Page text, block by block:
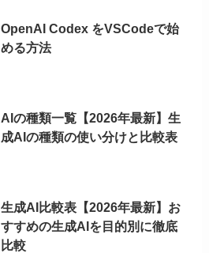
OpenAI Codex をVSCodeで始
める方法
AIの種類一覧【2026年最新】生
成AIの種類の使い分けと比較表
生成AI比較表【2026年最新】お
すすめの生成AIを目的別に徹底
比較